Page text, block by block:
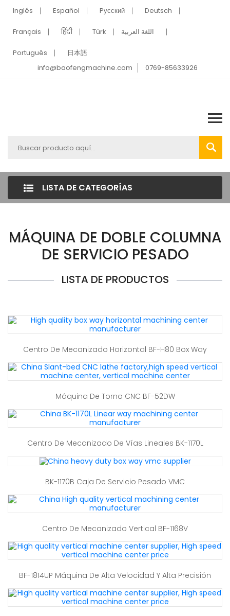
Inglés Español Pусский Deutsch
Français हिंदी Türk اللغة العربية
Português
日本語
info@baofengmachine.com
0769-85633926
LISTA DE CATEGORÍAS
MÁQUINA DE DOBLE COLUMNA
DE SERVICIO PESADO
LISTA DE PRODUCTOS
Centro De Mecanizado Horizontal BF-H80 Box Way
Máquina De Torno CNC BF-52DW
Centro De Mecanizado De Vías Lineales BK-1170L
BK-1170B Caja De Servicio Pesado VMC
Centro De Mecanizado Vertical BF-1168V
BF-1814UP Máquina De Alta Velocidad Y Alta Precisión